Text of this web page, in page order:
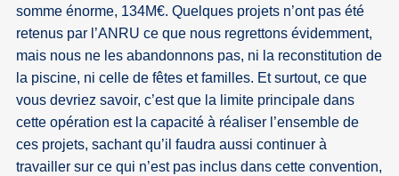
somme énorme, 134M€. Quelques projets n’ont pas été
retenus par l’ANRU ce que nous regrettons évidemment,
mais nous ne les abandonnons pas, ni la reconstitution de
la piscine, ni celle de fêtes et familles. Et surtout, ce que
vous devriez savoir, c’est que la limite principale dans
cette opération est la capacité à réaliser l’ensemble de
ces projets, sachant qu’il faudra aussi continuer à
travailler sur ce qui n’est pas inclus dans cette convention,